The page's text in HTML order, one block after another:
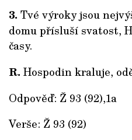
3. Tvé výroky jsou
domu přísluší svatost,
časy.
R. Hospodin kraluje,
Odpověď: Ž 93 (92),1a
Verše: Ž 93 (92)